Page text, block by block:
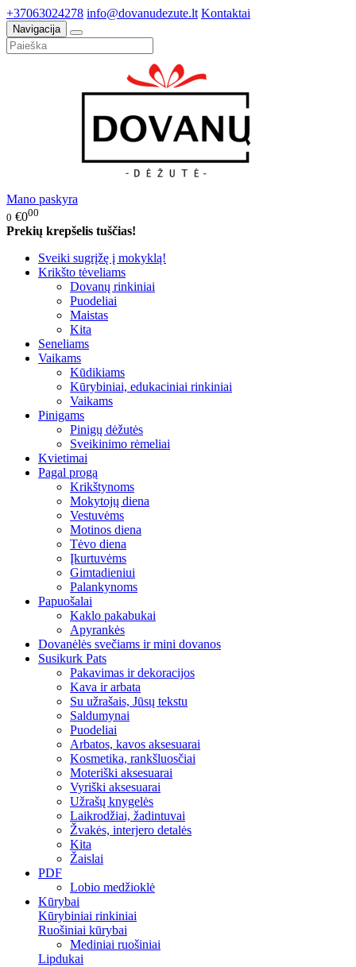
+37063024278 info@dovanudezute.lt Kontaktai
Navigacija
Mano paskyra
0 €000
Prekių krepšelis tuščias!
Sveiki sugrįžę į mokyklą!
Krikšto tėveliams
Dovanų rinkiniai
Puodeliai
Maistas
Kita
Seneliams
Vaikams
Kūdikiams
Kūrybiniai, edukaciniai rinkiniai
Vaikams
Pinigams
Pinigų dėžutės
Sveikinimo rėmeliai
Kvietimai
Pagal progą
Krikštynoms
Mokytojų diena
Vestuvėms
Motinos diena
Tėvo diena
Įkurtuvėms
Gimtadieniui
Palankynoms
Papuošalai
Kaklo pakabukai
Apyrankės
Dovanėlės svečiams ir mini dovanos
Susikurk Pats
Pakavimas ir dekoracijos
Kava ir arbata
Su užrašais, Jūsų tekstu
Saldumynai
Puodeliai
Arbatos, kavos aksesuarai
Kosmetika, rankšluosčiai
Moteriški aksesuarai
Vyriški aksesuarai
Užrašų knygelės
Laikrodžiai, žadintuvai
Žvakės, interjero detalės
Kita
Žaislai
PDF
Lobio medžioklė
Kūrybai
Kūrybiniai rinkiniai
Ruošiniai kūrybai
Mediniai ruošiniai
Lipdukai